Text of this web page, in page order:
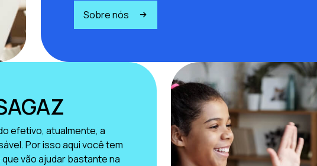
Sobre nós
efetivo, atualmente, a
Por isso aqui você tem
vão ajudar bastante na